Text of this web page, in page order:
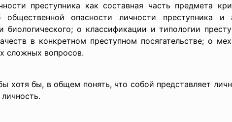
преступника как составная часть предмета
общественной опасности личности преступника
биологического; о классификации и типологии
в конкретном преступном посягательстве; о
сложных вопросов.
хотя бы, в общем понять, что собой представляет